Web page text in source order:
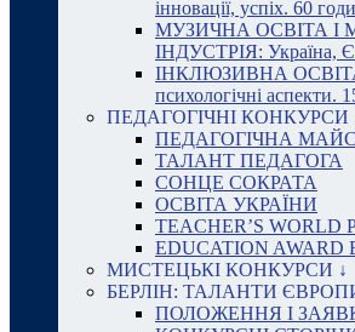
інновації, успіх. 60
МУЗИЧНА ОСВІТА І
ІНДУСТРІЯ: Україна,
ІНКЛЮЗИВНА ОСВІТА:
психологічні аспекти.
ПЕДАГОГІЧНІ КОНКУРСИ
ПЕДАГОГІЧНА
ТАЛАНТ ПЕДАГОГА
СОНЦЕ СОКРАТА
ОСВІТА УКРАЇНИ
TEACHER’S WORLD
EDUCATION AWARD
МИСТЕЦЬКІ КОНКУРСИ ↓
БЕРЛІН: ТАЛАНТИ
ПОЛОЖЕННЯ І